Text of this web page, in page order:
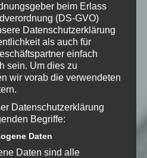
wird nicht
Erforderliche Felder
beim Erlass
(DS-GVO)
Datenschutzerklärung
als auch für
einfach
sein. Um dies zu
wir vorab die verwendeten
Datenschutzerklärung
Begriffe:
Daten
Daten sind alle